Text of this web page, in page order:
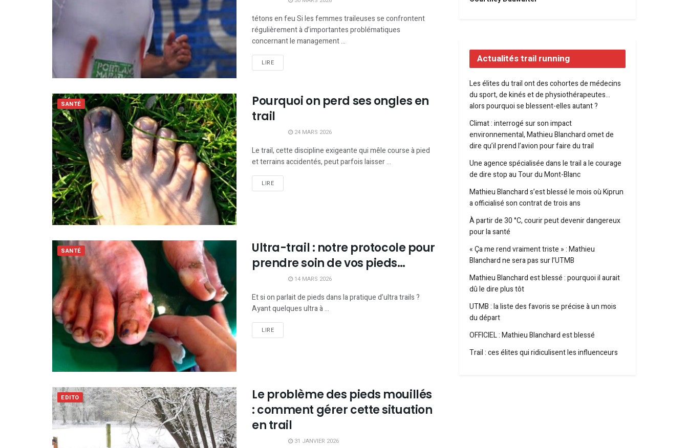
tétons en feu Si les femmes traileuses se confrontent
régulièrement à d’importantes problématiques
concernant le management ...
LIRE
SANTÉ
Pourquoi on perd ses ongles en
trail
24 MARS 2026
Le trail, cette discipline exigeante qui mêle course à pied
et terrains accidentés, peut parfois laisser ...
LIRE
SANTÉ
Ultra-trail : notre protocole pour
prendre soin de vos pieds…
14 MARS 2026
Et si on parlait de pieds dans la pratique d’ultra trails ?
Ayant quelques ultra à ...
LIRE
EDITO
Le problème des pieds mouillés
: comment gérer cette situation
en trail
31 JANVIER 2026
Actualités trail running
Les élites du trail ont des cohortes de médecins
du sport, de kinés et de physiothérapeutes…
alors pourquoi se blessent-elles autant ?
Climat : interrogé sur son impact
environnemental, Mathieu Blanchard omet de
dire qu’il prend l’avion pour faire du trail
Une agence spécialisée dans le trail a le courage
de dire stop au Tour du Mont-Blanc
Mathieu Blanchard s’est blessé le mois où Kiprun
a officialisé son contrat de trois ans
À partir de 30 °C, courir peut devenir dangereux
pour la santé
« Ça me rend vraiment triste » : Mathieu
Blanchard ne sera pas sur l’UTMB
Mathieu Blanchard est blessé : pourquoi il aurait
dû le dire plus tôt
UTMB : la liste des favoris se précise à un mois
du départ
OFFICIEL : Mathieu Blanchard est blessé
Trail : ces élites qui ridiculisent les influenceurs